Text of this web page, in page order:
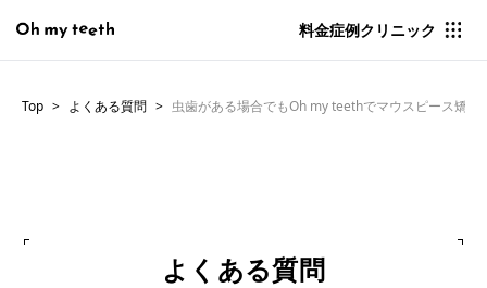
料金症例クリニック
Top よくある質問 虫歯がある場合でもOh my teethでマウスピース矯正
よくある質問